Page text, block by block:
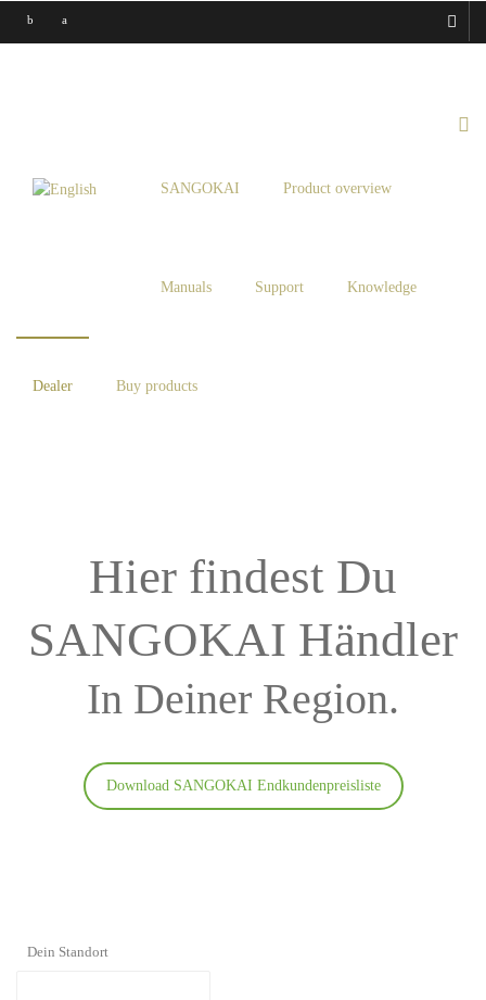
SANGOKAI Product overview
Manuals Support Knowledge
Dealer Buy products
Hier findest Du
SANGOKAI Händler
In Deiner Region.
Download SANGOKAI Endkundenpreisliste
Dein Standort